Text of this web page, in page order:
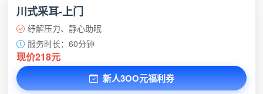
川式采耳-上门
纾解压力、静心助眠
服务时长：60分钟
现价218元
新人3OO元福利券